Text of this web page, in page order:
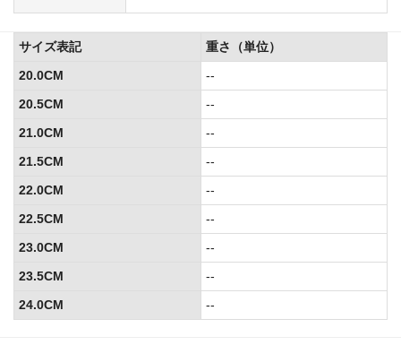
サイズ表記
重さ（単位）
20.0CM
--
20.5CM
--
21.0CM
--
21.5CM
--
22.0CM
--
22.5CM
--
23.0CM
--
23.5CM
--
24.0CM
--